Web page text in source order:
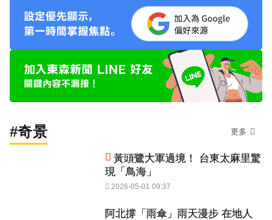
#奇景 更多
黃頭鷺大軍過境！ 台東太麻里驚
現「鳥海」
2026-05-01 09:37
阿北撐「雨傘」雨天漫步 在地人